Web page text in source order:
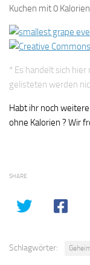
Kuchen mit 0
* Es handelt sich
gelisteten werden
Habt ihr noch
ohne Kalorien ? Wir
SHARE
Schlagwörter: